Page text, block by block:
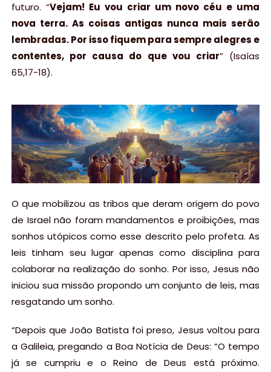
futuro. “Vejam! Eu vou criar um novo céu e uma
nova terra. As coisas antigas nunca mais serão
lembradas. Por isso fiquem para sempre alegres e
contentes, por causa do que vou criar” (Isaías
65,17-18).
O que mobilizou as tribos que deram origem do povo
de Israel não foram mandamentos e proibições, mas
sonhos utópicos como esse descrito pelo profeta. As
leis tinham seu lugar apenas como disciplina para
colaborar na realização do sonho. Por isso, Jesus não
iniciou sua missão propondo um conjunto de leis, mas
resgatando um sonho.
“Depois que João Batista foi preso, Jesus voltou para
a Galileia, pregando a Boa Notícia de Deus: “O tempo
já se cumpriu e o Reino de Deus está próximo.